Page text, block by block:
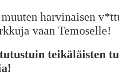
harvinaisen
vaan Temoselle!
teikäläisten